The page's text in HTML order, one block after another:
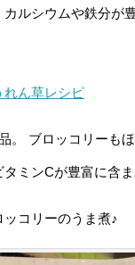
ルシウムや鉄分が
れん草レシピ
。 ブロッコリーも
ミンCが豊富に含ま
コリーのうま煮♪